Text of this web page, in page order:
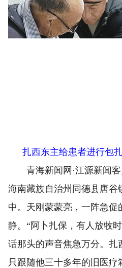
扎西东主给患者进行包
青海新闻网·江源新闻客
海南藏族自治州同德县唐谷
中。天刚蒙蒙亮，一阵急促
静。“阿卜扎保，有人放牧
话那头的声音焦急万分。扎
只跟随他三十多年的旧医疗